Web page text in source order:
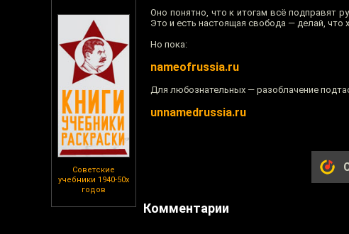
Советские
учебники 1940-50х
годов
Оно понятно, что к итогам всё подправят
Это и есть настоящая свобода — делай, что
Но пока:
nameofrussia.ru
Для любознательных — разоблачение
unnamedrussia.ru
Комментарии